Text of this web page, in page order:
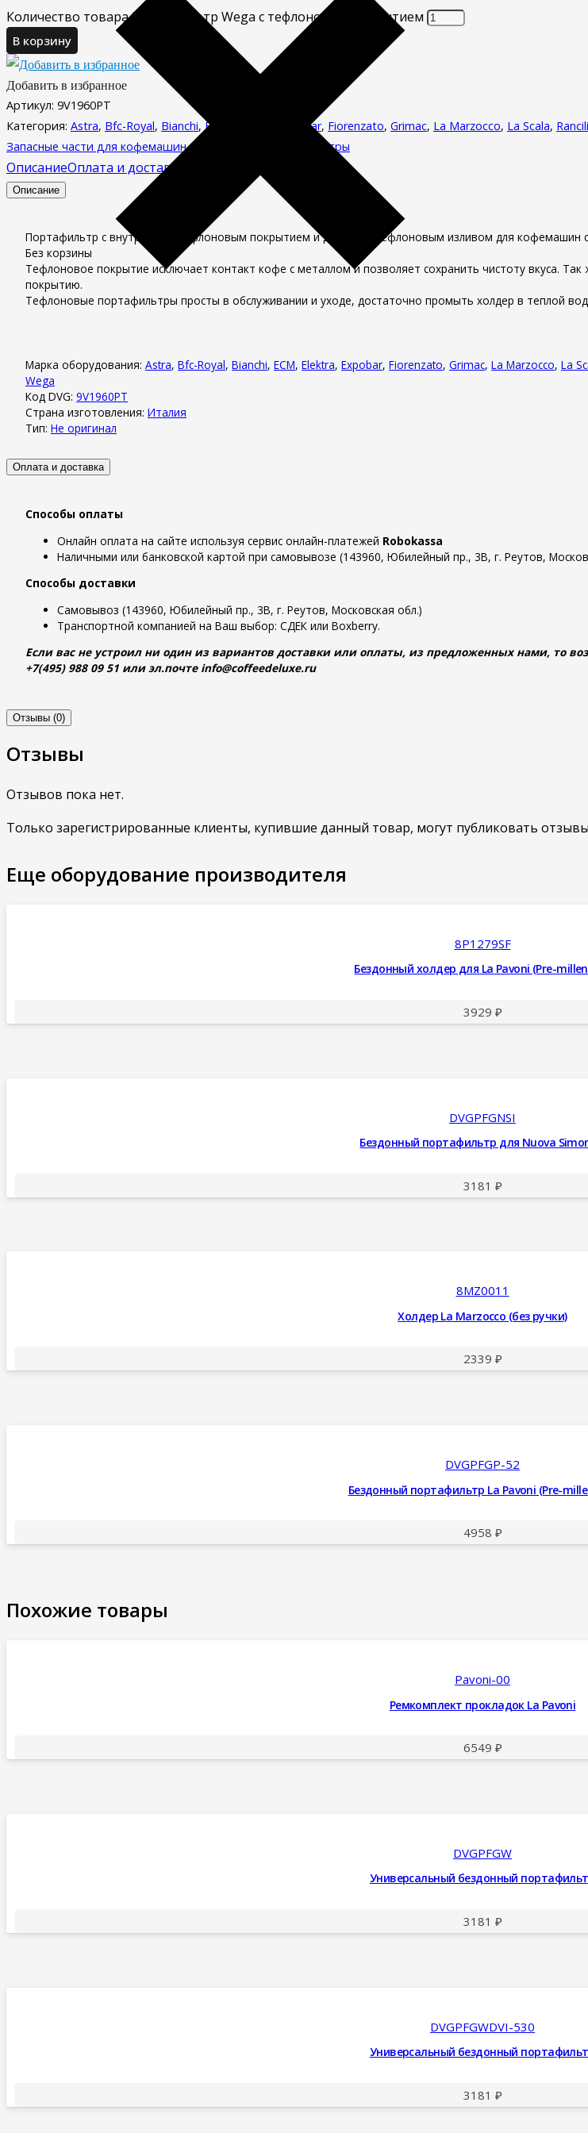
Количество товара Портафильтр Wega c тефлоновым покрытием
В корзину
Добавить в избранное
Артикул: 9V1960PT
Категория: Astra, Bfc-Royal, Bianchi,ECM Expobar, Fiorenzato, Grimac, La Marzocco, La Scala,
Запасные части для кофемашин, Тефлоновые портафильтры
ОписаниеОплата и доставка
Описание
Портафильтр c внутренним тефлоновым покрытием и двойным тефлоновым изливом для кофемашин с
Без корзины
Тефлоновое покрытие исключает контакт кофе с металлом и позволяет сохранить чистоту вкуса.
покрытию.
Тефлоновые портафильтры просты в обслуживании и уходе, достаточно промыть холдер в теплой
Марка оборудования: Astra, Bfc-Royal, Bianchi, ECM, Elektra, Expobar, Fiorenzato, Grimac, La Marzocco, La
Wega
Код DVG: 9V1960PT
Страна изготовления: Италия
Тип: Не оригинал
Оплата и доставка
Способы оплаты
Онлайн оплата на сайте используя сервис онлайн-платежей Robokassa
Наличными или банковской картой при самовывозе (143960, Юбилейный пр., 3В, г. Реутов,
Способы доставки
Самовывоз (143960, Юбилейный пр., 3В, г. Реутов, Московская обл.)
Транспортной компанией на Ваш выбор: СДЕК или Boxberry.
Если вас не устроил ни один из вариантов доставки или оплаты, из предложенных нами, то
+7(495) 988 09 51 или эл.почте info@coffeedeluxe.ru
Отзывы (0)
Отзывы
Отзывов пока нет.
Только зарегистрированные клиенты, купившие данный товар, могут публиковать
Еще оборудование производителя
8P1279SF
Бездонный холдер для La Pavoni (Pre-
3929 ₽
DVGPFGNSI
Бездонный портафильтр для Nuova
3181 ₽
8MZ0011
Холдер La Marzocco (без ручки)
2339 ₽
DVGPFGP-52
Бездонный портафильтр La Pavoni (Pre-
4958 ₽
Похожие товары
Pavoni-00
Ремкомплект прокладок La Pavoni
6549 ₽
DVGPFGW
Универсальный бездонный
3181 ₽
DVGPFGWDVI-530
Универсальный бездонный
3181 ₽